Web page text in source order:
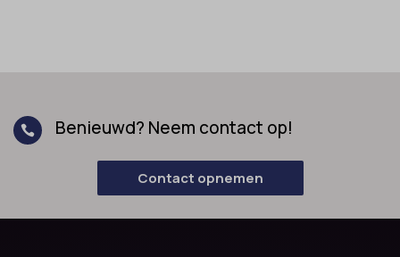
 Benieuwd? Neem contact op!
Contact opnemen